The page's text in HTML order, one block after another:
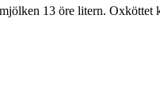
13 öre litern.